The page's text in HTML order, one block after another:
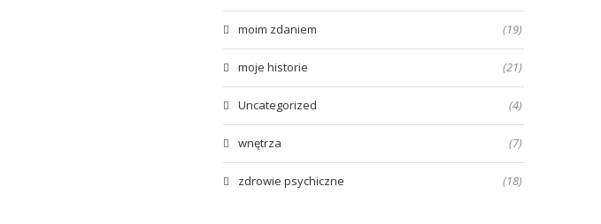
moim zdaniem (19)
moje historie (21)
Uncategorized (4)
wnętrza (7)
zdrowie psychiczne (18)